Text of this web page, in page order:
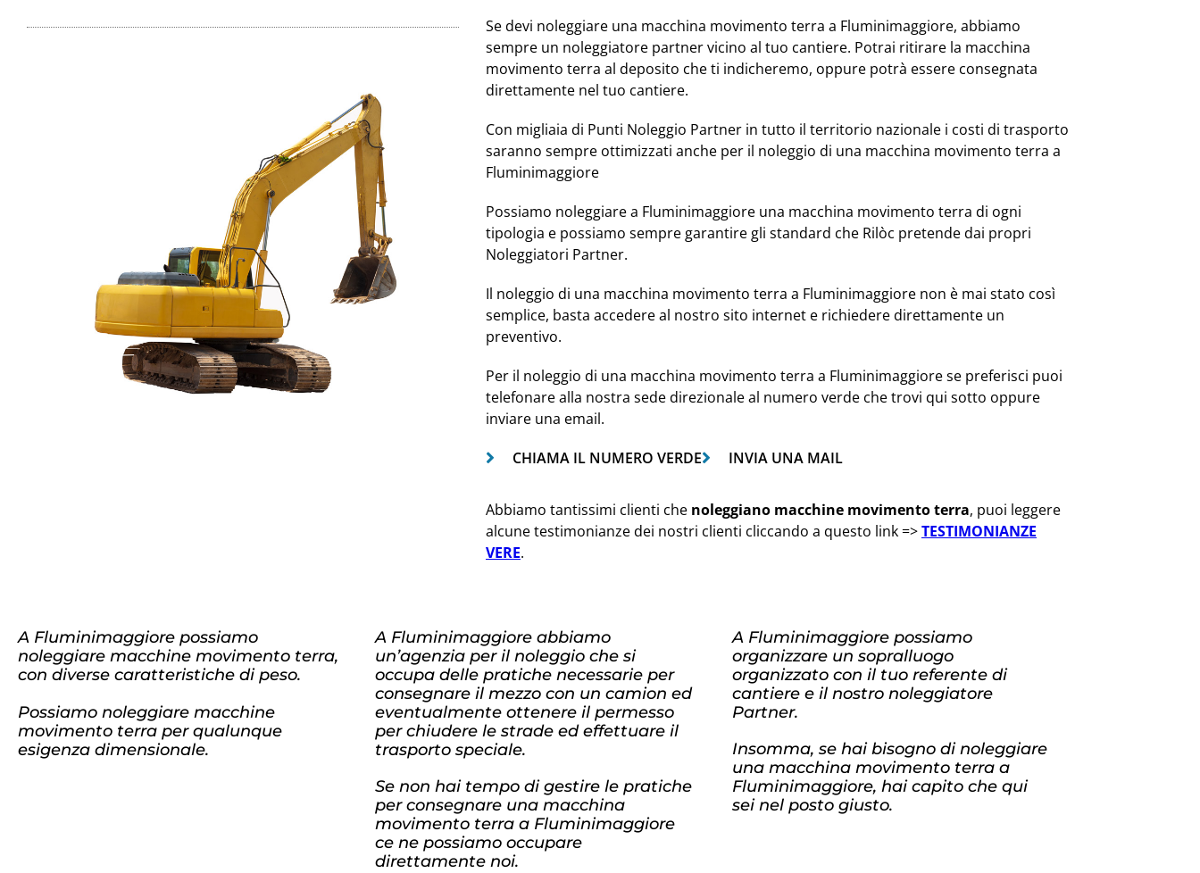
Se devi noleggiare una macchina movimento terra a Fluminimaggiore, abbiamo
sempre un noleggiatore partner vicino al tuo cantiere. Potrai ritirare la macchina
movimento terra al deposito che ti indicheremo, oppure potrà essere consegnata
direttamente nel tuo cantiere.
Con migliaia di Punti Noleggio Partner in tutto il territorio nazionale i costi di trasporto
saranno sempre ottimizzati anche per il noleggio di una macchina movimento terra a
Fluminimaggiore
Possiamo noleggiare a Fluminimaggiore una macchina movimento terra di ogni
tipologia e possiamo sempre garantire gli standard che Rilòc pretende dai propri
Noleggiatori Partner.
Il noleggio di una macchina movimento terra a Fluminimaggiore non è mai stato così
semplice, basta accedere al nostro sito internet e richiedere direttamente un
preventivo.
Per il noleggio di una macchina movimento terra a Fluminimaggiore se preferisci puoi
telefonare alla nostra sede direzionale al numero verde che trovi qui sotto oppure
inviare una email.
CHIAMA IL NUMERO VERDE
INVIA UNA MAIL
Abbiamo tantissimi clienti che noleggiano macchine movimento terra, puoi leggere
alcune testimonianze dei nostri clienti cliccando a questo link =>TESTIMONIANZE
VERE.
A Fluminimaggiore possiamo
noleggiare macchine movimento terra,
con diverse caratteristiche di peso.
Possiamo noleggiare macchine
movimento terra per qualunque
esigenza dimensionale.
A Fluminimaggiore abbiamo
un’agenzia per il noleggio che si
occupa delle pratiche necessarie per
consegnare il mezzo con un camion ed
eventualmente ottenere il permesso
per chiudere le strade ed effettuare il
trasporto speciale.
Se non hai tempo di gestire le pratiche
per consegnare una macchina
movimento terra a Fluminimaggiore
ce ne possiamo occupare
direttamente noi.
A Fluminimaggiore possiamo
organizzare un sopralluogo
organizzato con il tuo referente di
cantiere e il nostro noleggiatore
Partner.
Insomma, se hai bisogno di noleggiare
una macchina movimento terra a
Fluminimaggiore, hai capito che qui
sei nel posto giusto.